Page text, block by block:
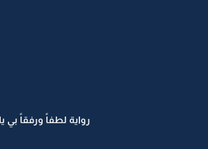
رواية لطفاً ورفقاً بي